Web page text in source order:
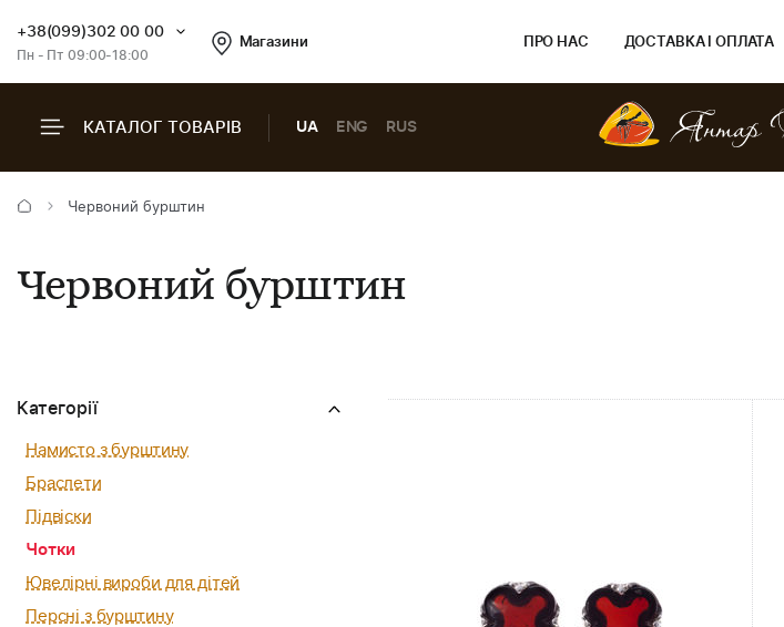
+38(099)302 00 00
Пн - Пт 09:00-18:00
Магазини ПРО НАС ДОСТАВКА І ОПЛАТА
КАТАЛОГ ТОВАРІВ UA ENG RUS
Червоний бурштин
Червоний бурштин
Категорії
Намисто з бурштину
Браслети
Підвіски
Чотки
Ювелірні вироби для дітей
Персні з бурштину